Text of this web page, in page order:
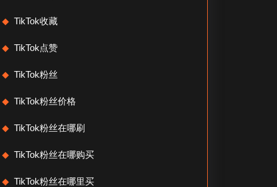
TikTok收藏
TikTok点赞
TikTok粉丝
TikTok粉丝价格
TikTok粉丝在哪刷
TikTok粉丝在哪购买
TikTok粉丝在哪里买